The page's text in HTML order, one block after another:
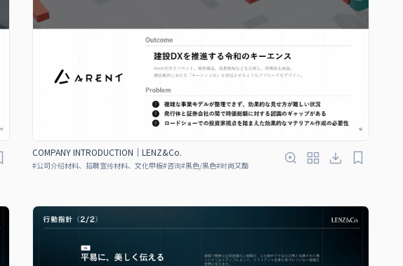
COMPANY INTRODUCTION｜LENZ&Co.
#公司介绍材料、招聘宣传材料、文化甲板#咨询#黑色/黑色#时尚又酷